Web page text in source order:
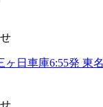
ヶ日車庫6:55発 東